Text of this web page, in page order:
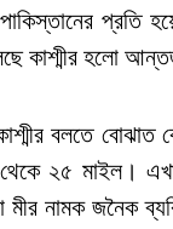
প্রতি
কাশ্মীর হলো
বলতে
২৫ মাইল।
নামক জনৈক